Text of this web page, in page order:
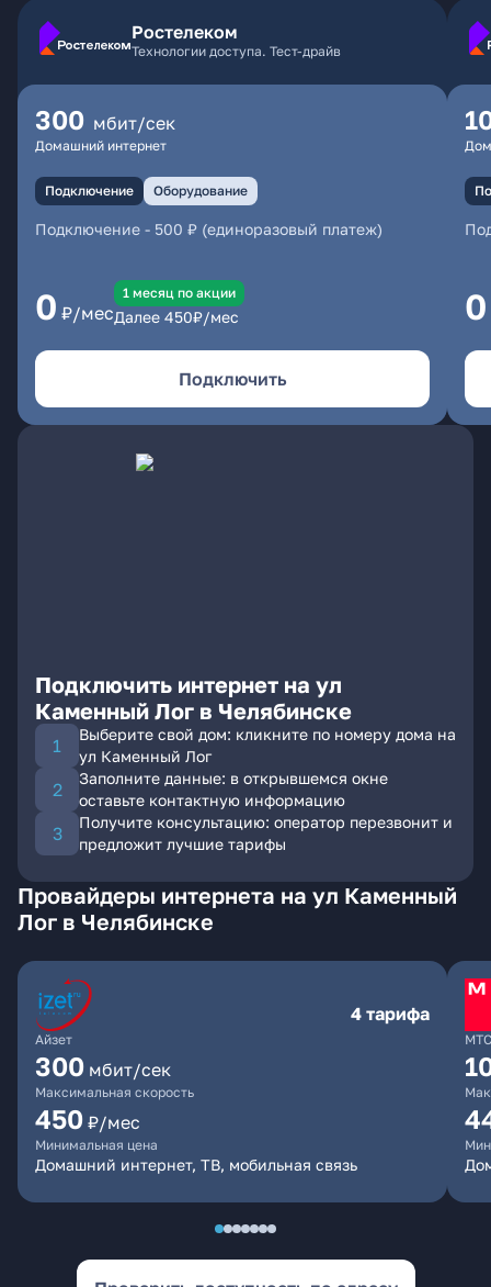
Ростелеком
Технологии доступа. Тест-драйв
300 мбит/сек
Домашний интернет
Подключение Оборудование
Подключение - 500 ₽ (единоразовый платеж)
0 ₽/мес
1 месяц по акции
Далее 450₽/мес
Подключить
0
Подключить интернет на ул
Каменный Лог в Челябинске
Выберите свой дом: кликните по номеру дома на
ул Каменный Лог
Заполните данные: в открывшемся окне
оставьте контактную информацию
Получите консультацию: оператор перезвонит и
предложит лучшие тарифы
Провайдеры интернета на ул Каменный
Лог в Челябинске
Айзет
4 тарифа
300 мбит/сек
Максимальная скорость
450 ₽/мес
Минимальная цена
Домашний интернет, ТВ, мобильная связь
МТС